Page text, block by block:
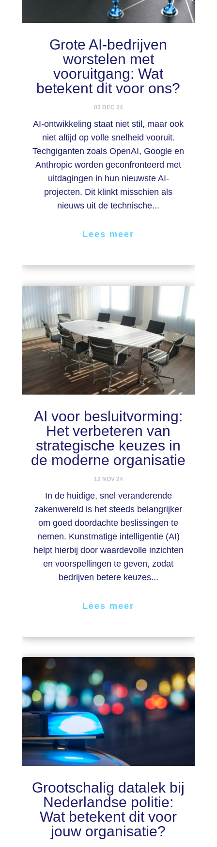
Grote AI-bedrijven
worstelen met
vooruitgang: Wat
betekent dit voor ons?
03 DEC 24
AI-ontwikkeling staat niet stil, maar ook
niet altijd op volle snelheid vooruit.
Techgiganten zoals OpenAI, Google en
Anthropic worden geconfronteerd met
uitdagingen in hun nieuwste AI-
projecten. Dit klinkt misschien als
nieuws uit de technische...
Lees meer
AI voor besluitvorming:
Het verbeteren van
strategische keuzes in
de moderne organisatie
12 NOV 24
In de huidige, snel veranderende
zakenwereld is het steeds belangrijker
om goed doordachte beslissingen te
nemen. Kunstmatige intelligentie (AI)
helpt hierbij door waardevolle inzichten
en voorspellingen te geven, zodat
bedrijven betere keuzes...
Lees meer
Grootschalig datalek bij
Nederlandse politie:
Wat betekent dit voor
jouw organisatie?